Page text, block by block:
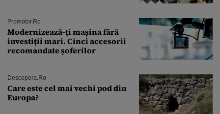
Promotor.ro
Modernizează-ți mașina fără
investiții mari. Cinci accesorii
recomandate șoferilor
Descopera.ro
Care este cel mai vechi pod din
Europa?